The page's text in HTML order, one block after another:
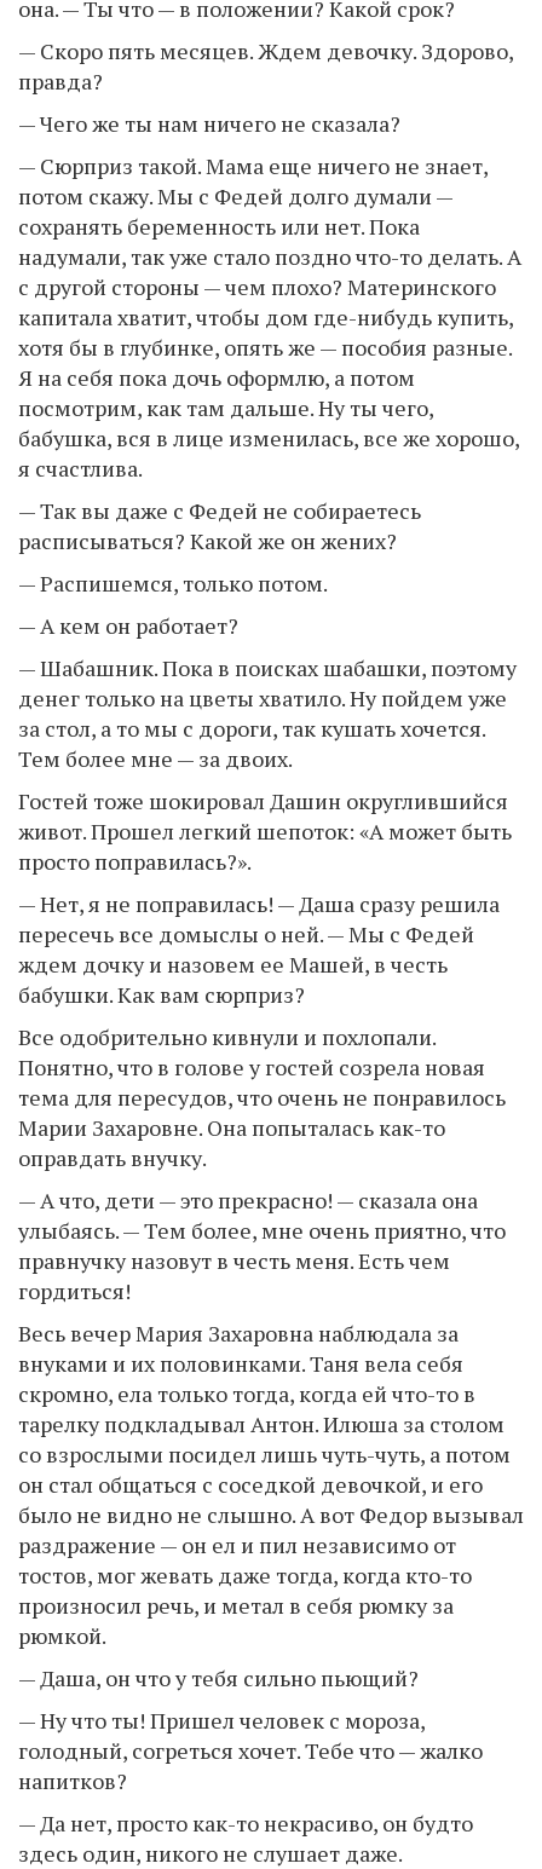
она. — Ты что — в положении? Какой срок?
— Скоро пять месяцев. Ждем девочку. Здорово,
правда?
— Чего же ты нам ничего не сказала?
— Сюрприз такой. Мама еще ничего не знает,
потом скажу. Мы с Федей долго думали —
сохранять беременность или нет. Пока
надумали, так уже стало поздно что-то делать. А
с другой стороны — чем плохо? Материнского
капитала хватит, чтобы дом где-нибудь купить,
хотя бы в глубинке, опять же — пособия разные.
Я на себя пока дочь оформлю, а потом
посмотрим, как там дальше. Ну ты чего,
бабушка, вся в лице изменилась, все же хорошо,
я счастлива.
— Так вы даже с Федей не собираетесь
расписываться? Какой же он жених?
— Распишемся, только потом.
— А кем он работает?
— Шабашник. Пока в поисках шабашки, поэтому
денег только на цветы хватило. Ну пойдем уже
за стол, а то мы с дороги, так кушать хочется.
Тем более мне — за двоих.
Гостей тоже шокировал Дашин округлившийся
живот. Прошел легкий шепоток: «А может быть
просто поправилась?».
— Нет, я не поправилась! — Даша сразу решила
пересечь все домыслы о ней. — Мы с Федей
ждем дочку и назовем ее Машей, в честь
бабушки. Как вам сюрприз?
Все одобрительно кивнули и похлопали.
Понятно, что в голове у гостей созрела новая
тема для пересудов, что очень не понравилось
Марии Захаровне. Она попыталась как-то
оправдать внучку.
— А что, дети — это прекрасно! — сказала она
улыбаясь. — Тем более, мне очень приятно, что
правнучку назовут в честь меня. Есть чем
гордиться!
Весь вечер Мария Захаровна наблюдала за
внуками и их половинками. Таня вела себя
скромно, ела только тогда, когда ей что-то в
тарелку подкладывал Антон. Илюша за столом
со взрослыми посидел лишь чуть-чуть, а потом
он стал общаться с соседкой девочкой, и его
было не видно не слышно. А вот Федор вызывал
раздражение — он ел и пил независимо от
тостов, мог жевать даже тогда, когда кто-то
произносил речь, и метал в себя рюмку за
рюмкой.
— Даша, он что у тебя сильно пьющий?
— Ну что ты! Пришел человек с мороза,
голодный, согреться хочет. Тебе что — жалко
напитков?
— Да нет, просто как-то некрасиво, он будто
здесь один, никого не слушает даже.